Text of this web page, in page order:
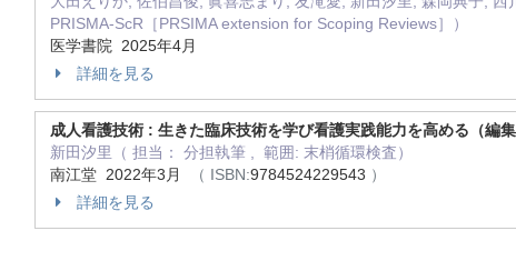
PRISMA-ScR［PRSIMA extension for Scoping Reviews］）
医学書院 2025年4月
詳細を見る
成人看護技術 : 生きた臨床技術を学び看護実践能力を高める（編
新田汐里（ 担当： 分担執筆 , 範囲: 末梢循環検査）
南江堂 2022年3月
（ ISBN:9784524229543 ）
詳細を見る